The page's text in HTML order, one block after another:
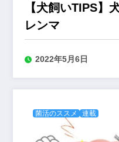
【犬飼いTIPS】
レンマ
2022年5月6日
菌活のススメ 連載